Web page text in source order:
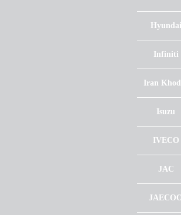
Hyundai
Infiniti
Iran
Isuzu
IVECO
JAC